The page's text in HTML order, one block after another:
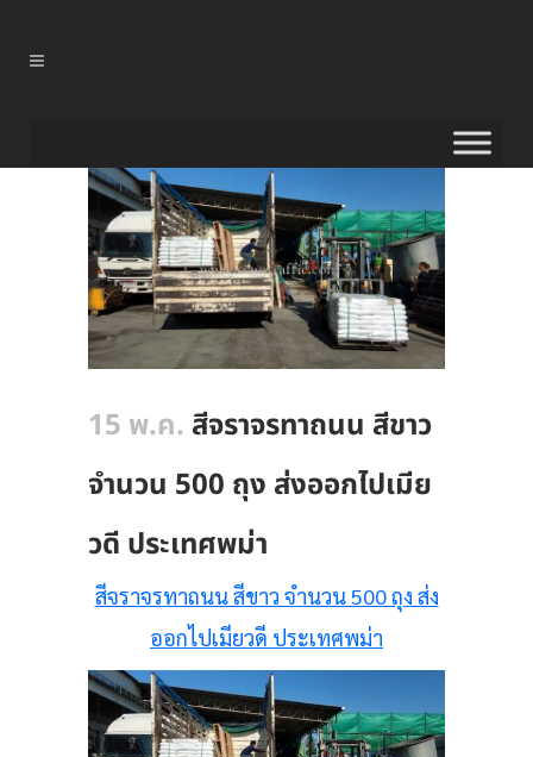
15 พ.ค. สีจราจรทาถนน สีขาว
จำนวน 500 ถุง ส่งออกไปเมีย
วดี ประเทศพม่า
สีจราจรทาถนน สีขาว จำนวน 500 ถุง ส่ง
ออกไปเมียวดี ประเทศพม่า